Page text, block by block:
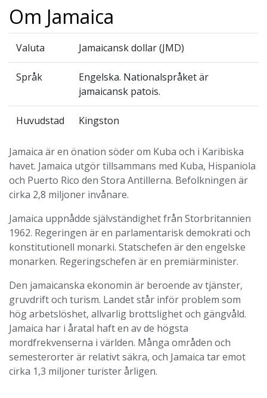
Om Jamaica
Valuta Jamaicansk dollar (JMD)
Språk
Engelska. Nationalspråket är
jamaicansk patois.
Huvudstad Kingston
Jamaica är en önation söder om Kuba och i Karibiska
havet. Jamaica utgör tillsammans med Kuba, Hispaniola
och Puerto Rico den Stora Antillerna. Befolkningen är
cirka 2,8 miljoner invånare.
Jamaica uppnådde självständighet från Storbritannien
1962. Regeringen är en parlamentarisk demokrati och
konstitutionell monarki. Statschefen är den engelske
monarken. Regeringschefen är en premiärminister.
Den jamaicanska ekonomin är beroende av tjänster,
gruvdrift och turism. Landet står inför problem som
hög arbetslöshet, allvarlig brottslighet och gängvåld.
Jamaica har i åratal haft en av de högsta
mordfrekvenserna i världen. Många områden och
semesterorter är relativt säkra, och Jamaica tar emot
cirka 1,3 miljoner turister årligen.